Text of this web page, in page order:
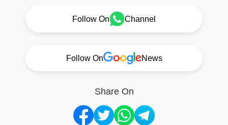
Follow On Channel
Follow On News
Share On